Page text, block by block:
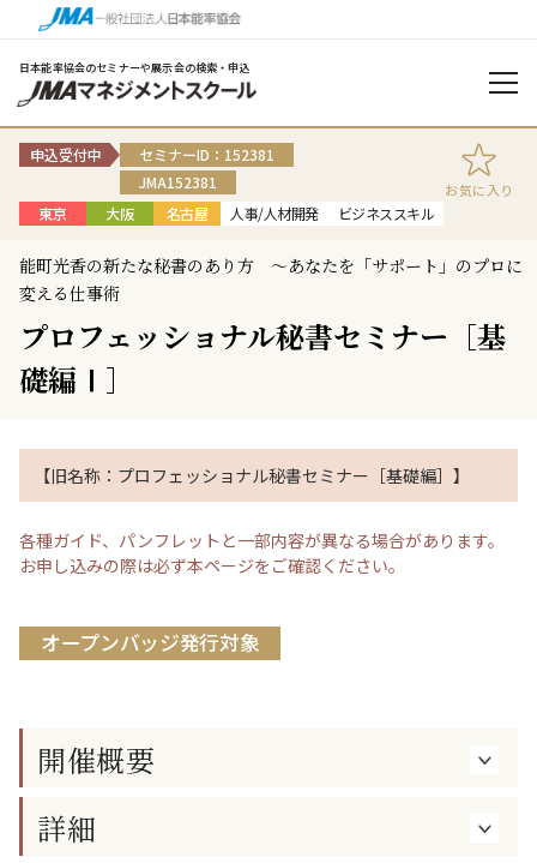
日本能率協会のセミナーや展示会の検索・申込
申込受付中
セミナーID：152381
JMA152381
東京
大阪 名古屋 人事/人材開発 ビジネススキル
お気に入り
能町光香の新たな秘書のあり方 〜あなたを「サポート」のプロに
変える仕事術
プロフェッショナル秘書セミナー［基
礎編Ⅰ］
【旧名称：プロフェッショナル秘書セミナー［基礎編］】
各種ガイド、パンフレットと一部内容が異なる場合があります。
お申し込みの際は必ず本ページをご確認ください。
オープンバッジ発行対象
開催概要
詳細